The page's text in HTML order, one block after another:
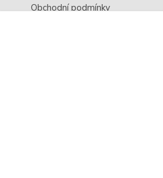
Obchodní podmínky